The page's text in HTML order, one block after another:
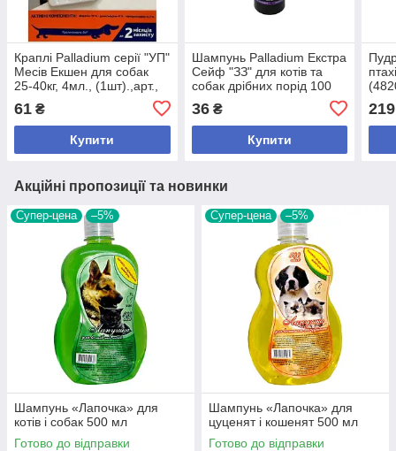
Краплі Palladium серії "УП"
Месів Екшен для собак
25-40кг, 4мл., (1шт).,арт.,
61 ₴
Купити
Шампунь Palladium Екстра
Сейф "ЗЗ" для котів та
собак дрібних порід 100
наявності
36₴
Купити
219
Акційні пропозиції та новинки
Супер-цена –5%
Шампунь «Лапочка» для
котів і собак 500 мл
Готово до відправки
Супер-цена –5%
Шампунь «Лапочка» для
цуценят і кошенят 500 мл
Готово до відправки